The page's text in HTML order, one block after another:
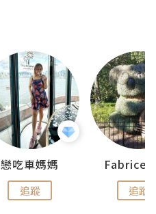
戀吃車媽媽
追蹤
Fabrice
追蹤